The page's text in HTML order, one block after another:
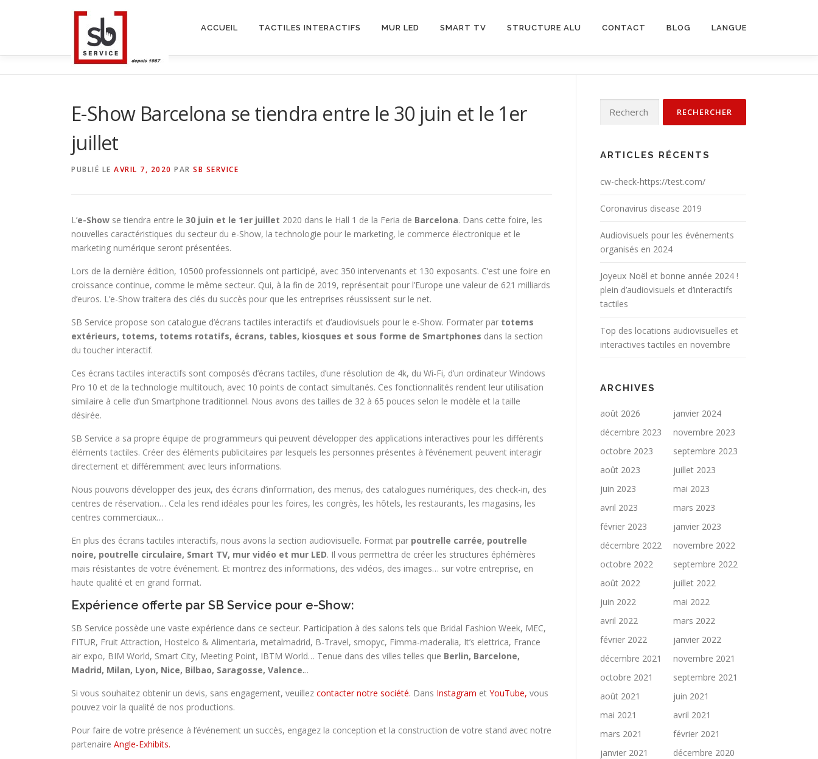
ACCUEIL TACTILES INTERACTIFS MUR LED SMART TV STRUCTURE ALU CONTACT BLOG LANGUE
E-Show Barcelona se tiendra entre le 30 juin et le 1er
juillet
PUBLIÉ LE AVRIL 7, 2020 PAR SB SERVICE
L’e-Show se tiendra entre le 30 juin et le 1er juillet 2020 dans le Hall 1 de la Feria de Barcelona. Dans cette foire, les
nouvelles caractéristiques du secteur du e-Show, la technologie pour le marketing, le commerce électronique et le
marketing numérique seront présentées.
Lors de la dernière édition, 10500 professionnels ont participé, avec 350 intervenants et 130 exposants. C’est une foire en
croissance continue, comme le même secteur. Qui, à la fin de 2019, représentait pour l’Europe une valeur de 621 milliards
d’euros. L’e-Show traitera des clés du succès pour que les entreprises réussissent sur le net.
SB Service propose son catalogue d’écrans tactiles interactifs et d’audiovisuels pour le e-Show. Formater par totems
extérieurs, totems, totems rotatifs, écrans, tables, kiosques et sous forme de Smartphones dans la section
du toucher interactif.
Ces écrans tactiles interactifs sont composés d’écrans tactiles, d’une résolution de 4k, du Wi-Fi, d’un ordinateur Windows
Pro 10 et de la technologie multitouch, avec 10 points de contact simultanés. Ces fonctionnalités rendent leur utilisation
similaire à celle d’un Smartphone traditionnel. Nous avons des tailles de 32 à 65 pouces selon le modèle et la taille
désirée.
SB Service a sa propre équipe de programmeurs qui peuvent développer des applications interactives pour les différents
éléments tactiles. Créer des éléments publicitaires par lesquels les personnes présentes à l’événement peuvent interagir
directement et différemment avec leurs informations.
Nous pouvons développer des jeux, des écrans d’information, des menus, des catalogues numériques, des check-in, des
centres de réservation… Cela les rend idéales pour les foires, les congrès, les hôtels, les restaurants, les magasins, les
centres commerciaux…
En plus des écrans tactiles interactifs, nous avons la section audiovisuelle. Format par poutrelle carrée, poutrelle
noire, poutrelle circulaire, Smart TV, mur vidéo et mur LED. Il vous permettra de créer les structures éphémères
mais résistantes de votre événement. Et montrez des informations, des vidéos, des images… sur votre entreprise, en
haute qualité et en grand format.
Expérience offerte par SB Service pour e-Show:
SB Service possède une vaste expérience dans ce secteur. Participation à des salons tels que Bridal Fashion Week, MEC,
FITUR, Fruit Attraction, Hostelco & Alimentaria, metalmadrid, B-Travel, smopyc, Fimma-maderalia, It’s elettrica, France
air expo, BIM World, Smart City, Meeting Point, IBTM World… Tenue dans des villes telles que Berlin, Barcelone,
Madrid, Milan, Lyon, Nice, Bilbao, Saragosse, Valence...
Si vous souhaitez obtenir un devis, sans engagement, veuillez contacter notre société. Dans Instagram et YouTube, vous
pouvez voir la qualité de nos productions.
Pour faire de votre présence à l’événement un succès, engagez la conception et la construction de votre stand avec notre
partenaire Angle-Exhibits.
ARTICLES RÉCENTS
cw-check-https://test.com/
Coronavirus disease 2019
Audiovisuels pour les événements
organisés en 2024
Joyeux Noël et bonne année 2024 !
plein d’audiovisuels et d’interactifs
tactiles
Top des locations audiovisuelles et
interactives tactiles en novembre
ARCHIVES
août 2026
janvier 2024
décembre 2023
novembre 2023
octobre 2023
septembre 2023
août 2023
juillet 2023
juin 2023
mai 2023
avril 2023
mars 2023
février 2023
janvier 2023
décembre 2022
novembre 2022
octobre 2022
septembre 2022
août 2022
juillet 2022
juin 2022
mai 2022
avril 2022
mars 2022
février 2022
janvier 2022
décembre 2021
novembre 2021
octobre 2021
septembre 2021
août 2021
juin 2021
mai 2021
avril 2021
mars 2021
février 2021
janvier 2021
décembre 2020